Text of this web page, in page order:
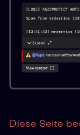
Diese Seite